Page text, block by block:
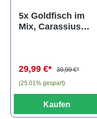
5x Goldfisch im
Mix, Carassius
29,99 €*
39,99 €*
(25.01% gespart)
Kaufen